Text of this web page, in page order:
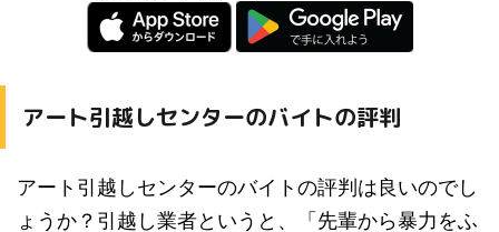
アート引越しセンターのバイトの評判
アート引越しセンターのバイトの評判は良いのでし
ょうか？引越し業者というと、「先輩から暴力をふ